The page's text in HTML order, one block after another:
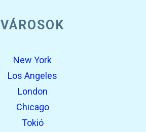
VÁROSOK
New York
Los Angeles
London
Chicago
Tokió